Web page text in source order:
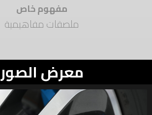
مفهوم خاص​
ملصقات مفاهيمية
معرض الصور